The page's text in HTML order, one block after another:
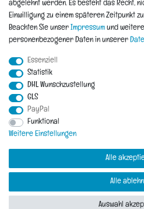
*Teil-
Impressum Daten­schutz­erklärung
© Copyright 2026 | Alle
abgelehnt werden. Es besteht das Recht,
Einwilligung zu einem späteren Zeitpunkt
Beachten Sie unser Impressum und
personenbezogener Daten in unserer
Essenziell
Statistik
DHL Wunschzustellung
GLS
PayPal
Funktional
Weitere Einstellungen
Alle
Alle
Auswahl